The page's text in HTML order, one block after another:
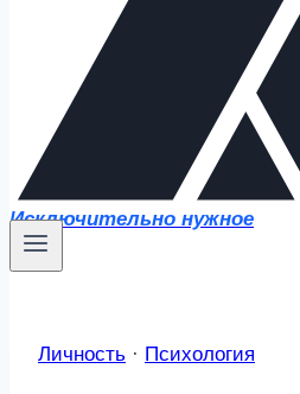
Исключительно нужное
Личность · Психология